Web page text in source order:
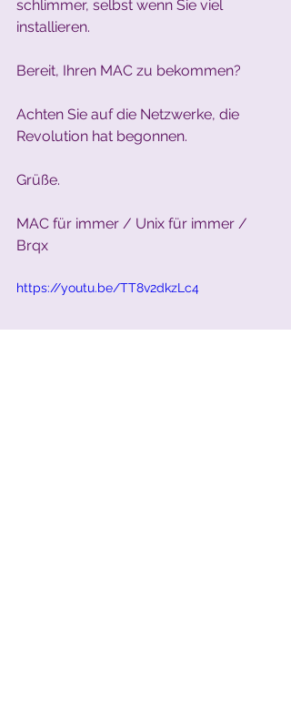
schlimmer, selbst wenn Sie viel
installieren.
Bereit, Ihren MAC zu bekommen?
Achten Sie auf die Netzwerke, die
Revolution hat begonnen.
Grüße.
MAC für immer / Unix für immer /
Brqx
https://youtu.be/TT8v2dkzLc4